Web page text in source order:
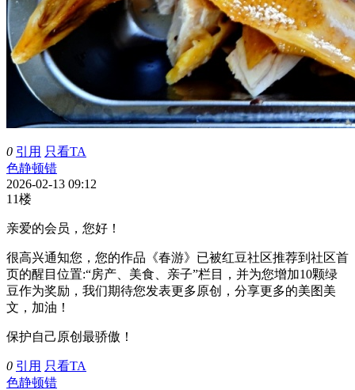
0 引用 只看TA
色静顿错
2026-02-13 09:12
11楼
亲爱的会员，您好！
很高兴通知您，您的作品《春游》已被红豆社区推荐到社区首
页的醒目位置:“房产、美食、亲子”栏目，并为您增加10颗绿
豆作为奖励，我们期待您发表更多原创，分享更多的美图美
文，加油！
保护自己原创最骄傲！
0 引用 只看TA
色静顿错